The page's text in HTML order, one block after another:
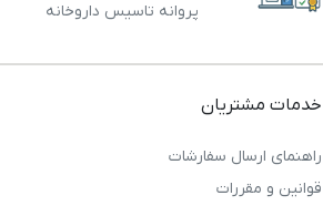
پروانه تاسیس داروخانه
خدمات مشتریان
راهنمای ارسال سفارشات
قوانین و مقررات